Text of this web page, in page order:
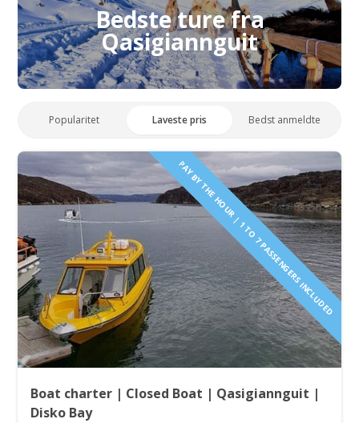
Bedste ture fra
Qasigiannguit
Popularitet Laveste pris Bedst anmeldte
PAY BY THE HOUR | 1 TO 7 PASSENGERS INCLUDED
Boat charter | Closed Boat | Qasigiannguit |
Disko Bay